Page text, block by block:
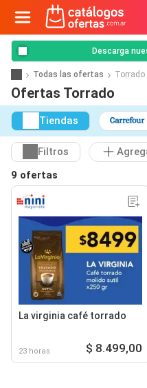
Descarga
Todas las ofertas Torrado
Ofertas Torrado
Tiendas
Filtros
9 ofertas
La virginia café torrado
23 horas $ 8.499,00